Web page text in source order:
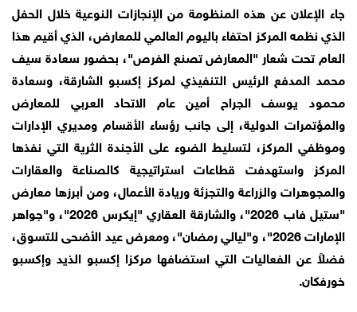
جاء الإعلان عن هذه المنظومة من الإنجازات النوعية خلال الحفل
الذي نظمه المركز احتفاء باليوم العالمي للمعارض، الذي أقيم هذا
العام تحت شعار "المعارض تصنع الفرص"، بحضور سعادة سيف
محمد المدفع الرئيس التنفيذي لمركز إكسبو الشارقة، وسعادة
محمود يوسف الجراح أمين عام الاتحاد العربي للمعارض
والمؤتمرات الدولية، إلى جانب رؤساء الأقسام ومديري الإدارات
وموظفي المركز، لتسليط الضوء على الأجندة الثرية التي نفذها
المركز واستهدفت قطاعات استراتيجية كالصناعة والعقارات
والمجوهرات والزراعة والتجزئة وريادة الأعمال، ومن أبرزها معارض
"ستيل فاب 2026"، والشارقة العقاري "إيكرس 2026"، و"جواهر
الإمارات 2026"، و"ليالي رمضان"، ومعرض عيد الأضحى للتسوق،
فضلاً عن الفعاليات التي استضافها مركزا إكسبو الذيد وإكسبو
خورفكان.